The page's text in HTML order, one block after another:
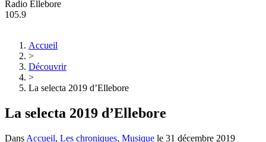
Radio Ellebore
105.9
Accueil
>
Découvrir
>
La selecta 2019 d’Ellebore
La selecta 2019 d’Ellebore
Dans Accueil, Les chroniques, Musique le 31 décembre 2019